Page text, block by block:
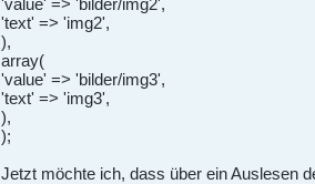
'value' => 'bilder/img2',
'text' => 'img2',
),
array(
'value' => 'bilder/img3',
'text' => 'img3',
),
);
Jetzt möchte ich, dass über ein Auslesen